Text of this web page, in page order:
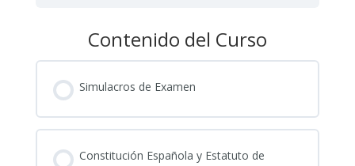
Contenido del Curso
Simulacros de Examen
Constitución Española y Estatuto de